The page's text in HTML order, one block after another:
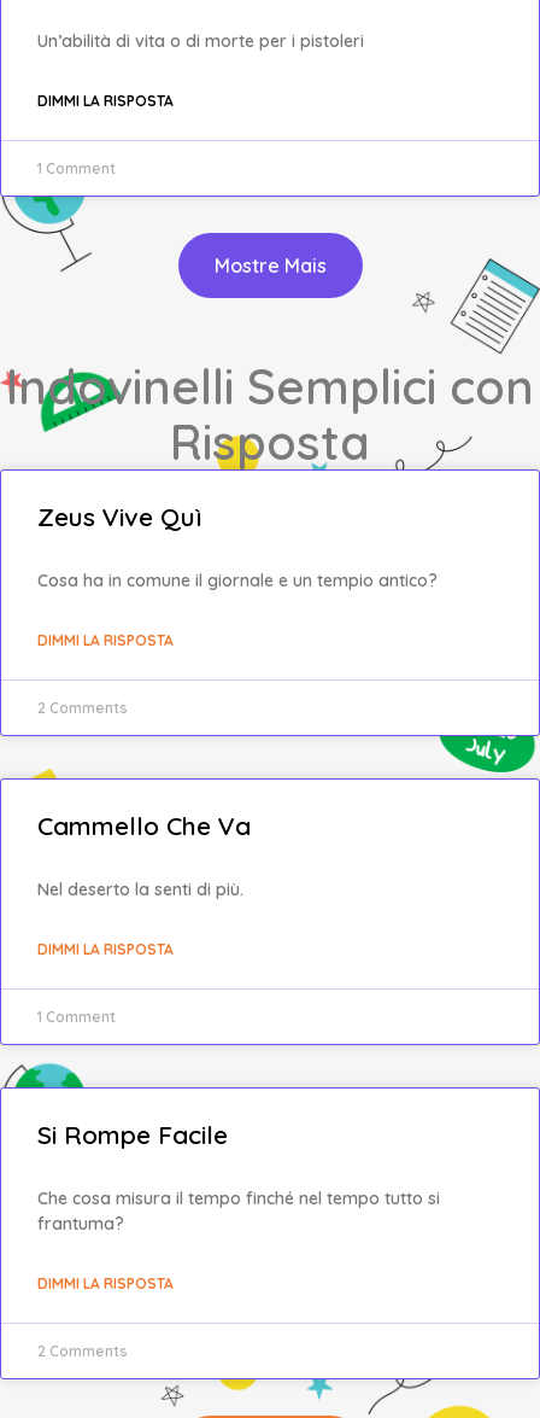
Un’abilità di vita o di morte per i pistoleri
DIMMI LA RISPOSTA
1 Comment
Mostre Mais
Indovinelli Semplici con
Risposta
Zeus Vive Quì
Cosa ha in comune il giornale e un tempio antico?
DIMMI LA RISPOSTA
2 Comments
Cammello Che Va
Nel deserto la senti di più.
DIMMI LA RISPOSTA
1 Comment
Si Rompe Facile
Che cosa misura il tempo finché nel tempo tutto si
frantuma?
DIMMI LA RISPOSTA
2 Comments